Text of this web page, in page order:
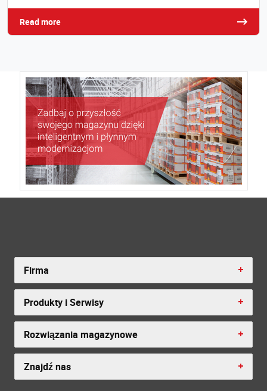
Read more
Firma
Produkty i Serwisy
Rozwiązania magazynowe
Znajdź nas